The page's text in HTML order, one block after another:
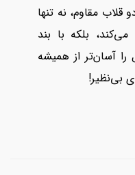
مقاوم، نه تنها
بلکه با بند
آسان‌تر از همیشه
بی‌نظیر!